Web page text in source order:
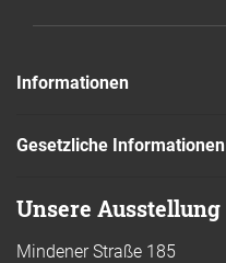
Informationen
Gesetzliche Informationen
Unsere Ausstellung
Mindener Straße 185